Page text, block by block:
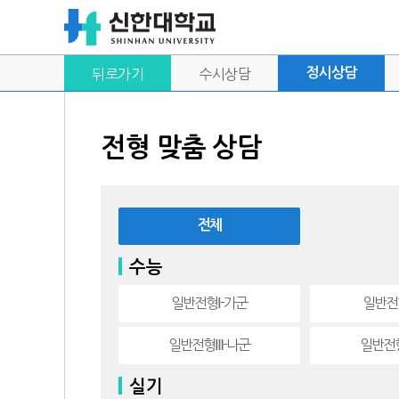
뒤로가기 수시상담 정시상담
전형 맞춤 상담
전체
수능
일반전형Ⅰ-가군 일반
일반전형Ⅲ-나군 일반전
실기